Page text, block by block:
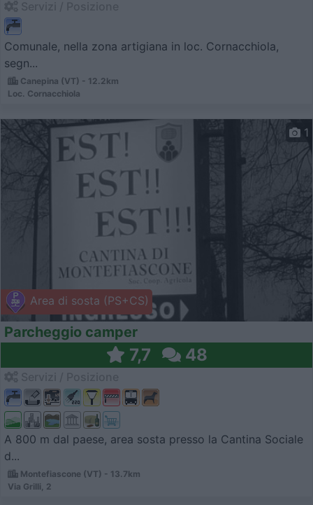
Comunale, nella zona artigiana in loc. Cornacchiola,
segn...
Canepina (VT) - 12.2km
Loc. Cornacchiola
Area di sosta (PS+CS)
1
Parcheggio camper
7,7 48
A 800 m dal paese, area sosta presso la Cantina Sociale
d...
Montefiascone (VT) - 13.7km
Via Grilli, 2